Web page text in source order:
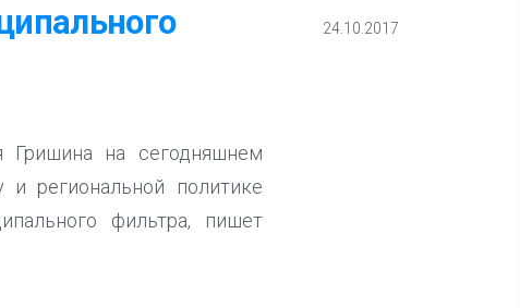
24.10.2017
Гришина на сегодняшнем
региональной политике
фильтра, пишет